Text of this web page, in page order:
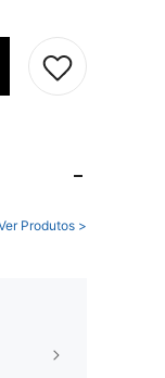
Produtos >